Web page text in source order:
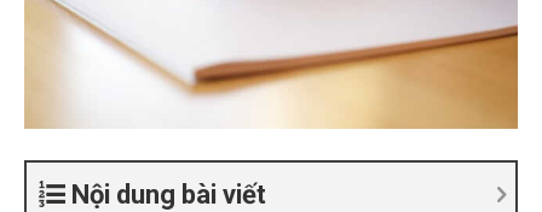
Nội dung bài viết